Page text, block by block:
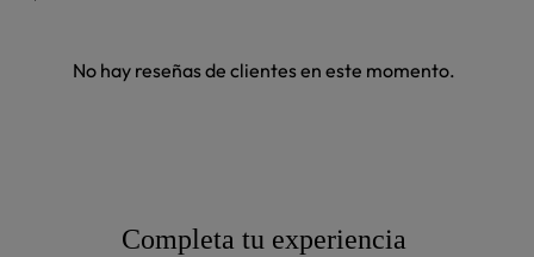
No hay reseñas de clientes en este momento.
Completa tu experiencia